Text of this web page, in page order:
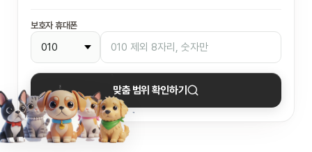
보호자 휴대폰
맞춤 범위 확인하기